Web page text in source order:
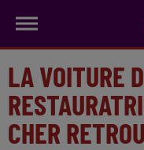
LA VOITURE
CHER